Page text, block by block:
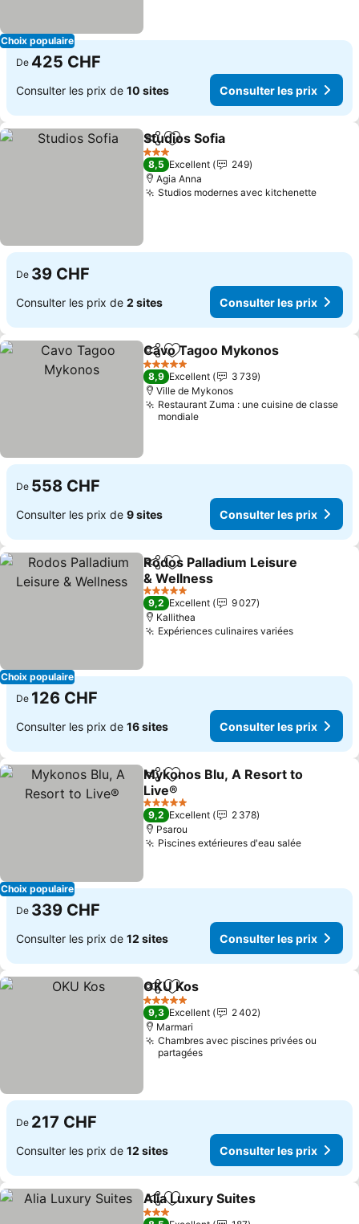
Choix populaire
De 425 CHF
Consulter les prix de 10 sites Consulter les prix
PartagerAjouter à mes favoris
Studios Sofia
3 Étoiles
8,5 Excellent
249
Agia Anna
Studios modernes avec kitchenette
De 39 CHF
Consulter les prix de 2 sites Consulter les prix
PartagerAjouter à mes favoris
Cavo Tagoo Mykonos
5 Étoiles
8,9 Excellent
3 739
Ville de Mykonos
Restaurant Zuma : une cuisine de classe
mondiale
De 558 CHF
Consulter les prix de 9 sites Consulter les prix
Choix populaire
PartagerAjouter à mes favoris
Rodos Palladium Leisure
& Wellness
Consulter les prix
5 Étoiles
9,2 Excellent
9 027
Kallithea
Expériences culinaires variéesConsulter
De 126 CHF
Consulter les prix de 16 sites Consulter les prix
Choix populaire
PartagerAjouter à mes favoris
Mykonos Blu, A Resort to
Live®
Consulter les prix
5 Étoiles
9,2 Excellent
2 378
Psarou
Piscines extérieures d'eau salée
De 339 CHF
Consulter les prix de 12 sites Consulter les prix
PartagerAjouter à mes favoris
OKU Kos
5 Étoiles
9,3 Excellent
2 402
Marmari
Chambres avec piscines privées ou
partagées
De 217 CHF
Consulter les prix de 12 sites Consulter les prix
PartagerAjouter à mes favoris
Alia Luxury Suites
3 Étoiles